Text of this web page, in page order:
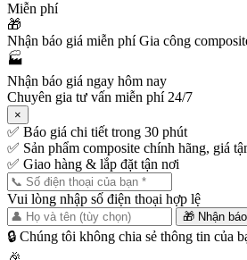
Miễn phí
🎁
Nhận báo giá miễn phí Gia công
🏭
Nhận báo giá ngay hôm nay
Chuyên gia tư vấn miễn phí 24/7
×
✅ Báo giá chi tiết trong 30 phút
✅ Sản phẩm composite chính hãng, giá
✅ Giao hàng & lắp đặt tận nơi
Vui lòng nhập số điện thoại hợp lệ
🎁 Nhận
🔒 Chúng tôi không chia sẻ thông tin của